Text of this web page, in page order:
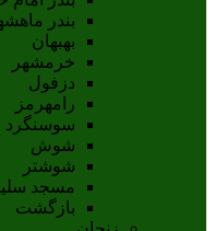
بندر
بهبهان
خرمشهر
دزفول
رامهرمز
سوسنگرد
شوش
شوشتر
مسجد
بازگشت